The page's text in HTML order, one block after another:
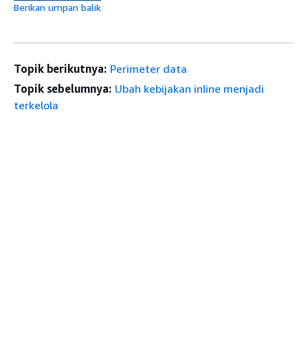
Berikan umpan balik
Topik berikutnya: Perimeter data
Topik sebelumnya: Ubah kebijakan inline menjadi
terkelola